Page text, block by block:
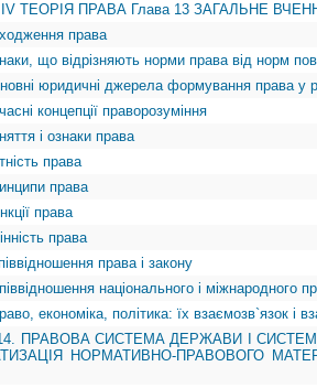
IV ТЕОРІЯ ПРАВА Глава 13 ЗАГАЛЬНЕ
права
що відрізняють норми права від норм
юридичні джерела формування права у
концепції праворозуміння
і ознаки права
права
права
права
права
права і закону
національного і міжнародного
економіка, політика: їх взаємозв`язок і
14. ПРАВОВА СИСТЕМА ДЕРЖАВИ І
НОРМАТИВНО-ПРАВОВОГО